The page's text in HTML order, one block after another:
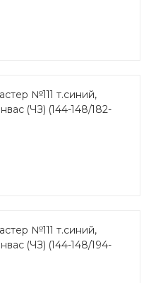
№111 т.синий,
(ЧЗ) (144-148/182-
№111 т.синий,
(ЧЗ) (144-148/194-